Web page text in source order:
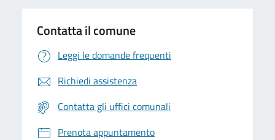
Contatta il comune
Leggi le domande frequenti
Richiedi assistenza
Contatta gli uffici comunali
Prenota appuntamento